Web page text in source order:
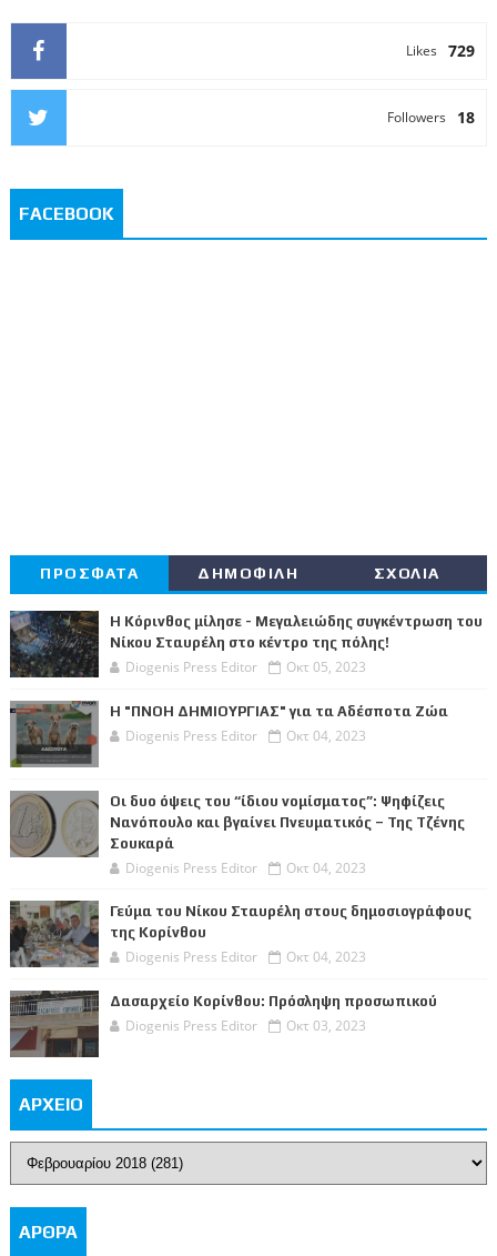
729
Likes
18
Followers
FACEBOOK
ΠΡΟΣΦΑΤΑ ΔΗΜΟΦΙΛΗ ΣΧΟΛΙΑ
Η Κόρινθος μίλησε - Μεγαλειώδης συγκέντρωση του
Νίκου Σταυρέλη στο κέντρο της πόλης!
Diogenis Press Editor Οκτ 05, 2023
Η "ΠΝΟΗ ΔΗΜΙΟΥΡΓΙΑΣ" για τα Αδέσποτα Ζώα
Diogenis Press Editor Οκτ 04, 2023
Οι δυο όψεις του “ίδιου νομίσματος”: Ψηφίζεις
Νανόπουλο και βγαίνει Πνευματικός – Της Τζένης
Σουκαρά
Diogenis Press Editor Οκτ 04, 2023
Γεύμα του Νίκου Σταυρέλη στους δημοσιογράφους
της Κορίνθου
Diogenis Press Editor Οκτ 04, 2023
Δασαρχείο Κορίνθου: Πρόσληψη προσωπικού
Diogenis Press Editor Οκτ 03, 2023
ΑΡΧΕΙΟ
ΑΡΘΡΑ